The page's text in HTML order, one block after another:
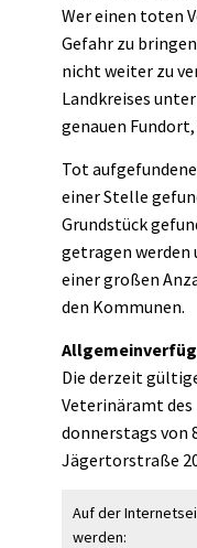
Wer einen toten
Gefahr zu
nicht weiter zu
Landkreises unter
genauen
Tot
einer Stelle
Grundstück
getragen werden
einer großen
den Kommunen.
Die derzeit
Veterinäramt des
donnerstags von
Jägertorstraße
Auf der
werden: